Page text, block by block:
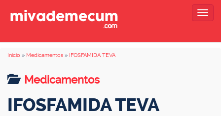
Inicio » Medicamentos » IFOSFAMIDA TEVA
Medicamentos
IFOSFAMIDA TEVA